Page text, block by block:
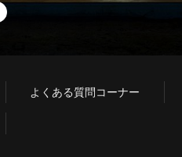
よくある質問コーナー